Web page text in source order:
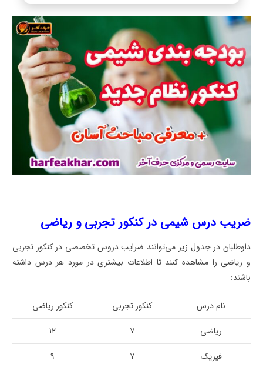
ضریب درس شیمی در کنکور تجربی و ریاضی
داوطلبان در جدول زیر می‌توانند ضرایب دروس تخصصی در کنکور تجربی
و ریاضی را مشاهده کنند تا اطلاعات بیشتری در مورد هر درس داشته
باشند:
نام درس کنکور تجربی
کنکور ریاضی
ریاضی
۷
۱۲
فیزیک
۷
۹